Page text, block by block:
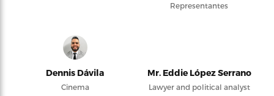
Representantes
Dennis Dávila
Cinema
Mr. Eddie López Serrano
Lawyer and political analyst